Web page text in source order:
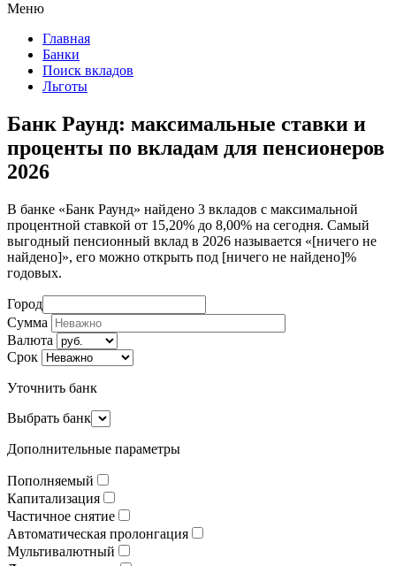
Меню
Главная
Банки
Поиск вкладов
Льготы
Банк Раунд: максимальные ставки и
проценты по вкладам для пенсионеров
2026
В банке «Банк Раунд» найдено 3 вкладов с максимальной
процентной ставкой от 15,20% до 8,00% на сегодня. Самый
выгодный пенсионный вклад в 2026 называется «[ничего не
найдено]», его можно открыть под [ничего не найдено]%
годовых.
Город
Сумма
Валюта
Срок
Уточнить банк
Выбрать банк
Дополнительные параметры
Пополняемый
Капитализация
Частичное снятие
Автоматическая пролонгация
Мультивалютный